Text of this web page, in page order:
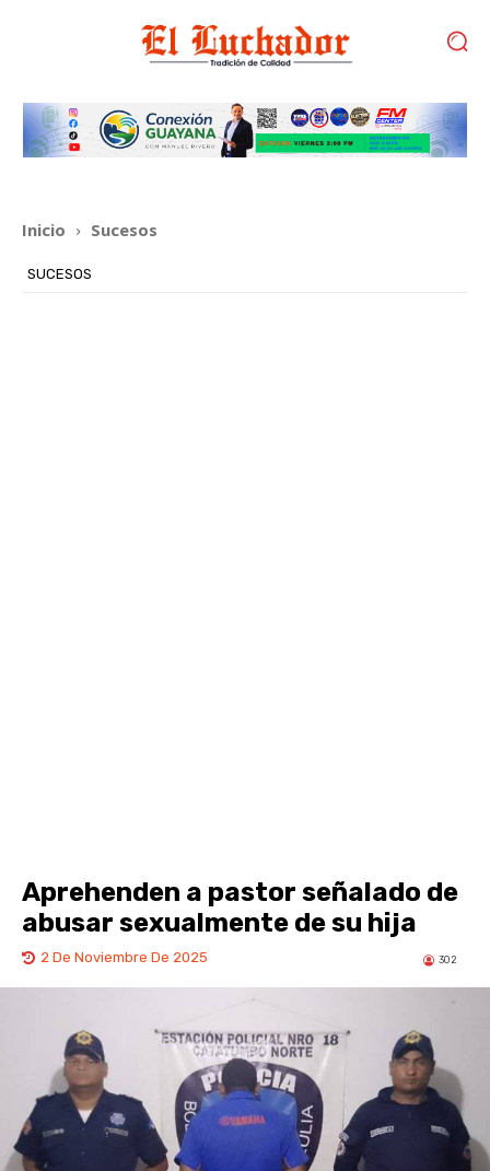
Inicio Sucesos
SUCESOS
Aprehenden a pastor señalado de
abusar sexualmente de su hija
2 De Noviembre De 2025 302